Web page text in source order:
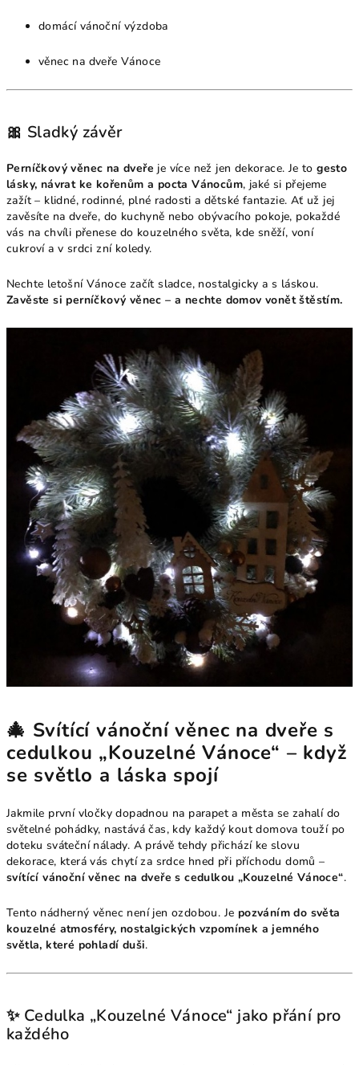
domácí vánoční výzdoba
věnec na dveře Vánoce
🎀 Sladký závěr
Perníčkový věnec na dveře je více než jen dekorace. Je togesto
lásky, návrat ke kořenům a pocta Vánocům, jaké si přejeme
zažít – klidné, rodinné, plné radosti a dětské fantazie. Ať už jej
zavěsíte na dveře, do kuchyně nebo obývacího pokoje, pokaždé
vás na chvíli přenese do kouzelného světa, kde sněží, voní
cukroví a v srdci zní koledy.
Nechte letošní Vánoce začít sladce, nostalgicky a s láskou.
Zavěste si perníčkový věnec – a nechte domov vonět štěstím.
🎄 Svítící vánoční věnec na dveře s
cedulkou „Kouzelné Vánoce“ – když
se světlo a láska spojí
Jakmile první vločky dopadnou na parapet a města se zahalí do
světelné pohádky, nastává čas, kdy každý kout domova touží po
doteku sváteční nálady. A právě tehdy přichází ke slovu
dekorace, která vás chytí za srdce hned při příchodu domů –
svítící vánoční věnec na dveře s cedulkou „Kouzelné Vánoce“.
Tento nádherný věnec není jen ozdobou. Je pozváním do světa
kouzelné atmosféry, nostalgických vzpomínek a jemného
světla, které pohladí duši.
✨ Cedulka „Kouzelné Vánoce“ jako přání pro
každého